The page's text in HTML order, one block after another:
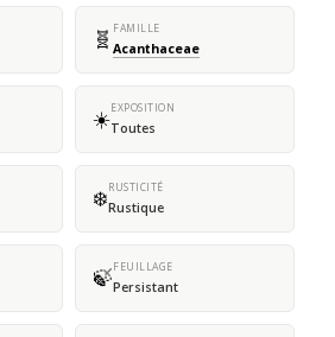
🧬 FAMILLE
Acanthaceae
☀️EXPOSITION
Toutes
❄️RUSTICITÉ
Rustique
🍃FEUILLAGE
Persistant